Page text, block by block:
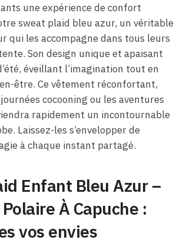
une expérience de confort
sweat plaid bleu azur, un véritable
qui les accompagne dans tous leurs
Son design unique et apaisant
éveillant l’imagination tout en
être. Ce vêtement réconfortant,
cocooning ou les aventures
rapidement un incontournable
Laissez-les s’envelopper de
à chaque instant partagé.
Enfant Bleu Azur –
À Capuche :
vos envies